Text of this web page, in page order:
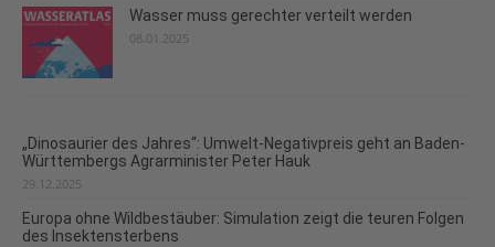
Wasser muss gerechter verteilt werden
08.01.2025
„Dinosaurier des Jahres“: Umwelt-Negativpreis geht an Baden-
Württembergs Agrarminister Peter Hauk
29.12.2025
Europa ohne Wildbestäuber: Simulation zeigt die teuren Folgen
des Insektensterbens